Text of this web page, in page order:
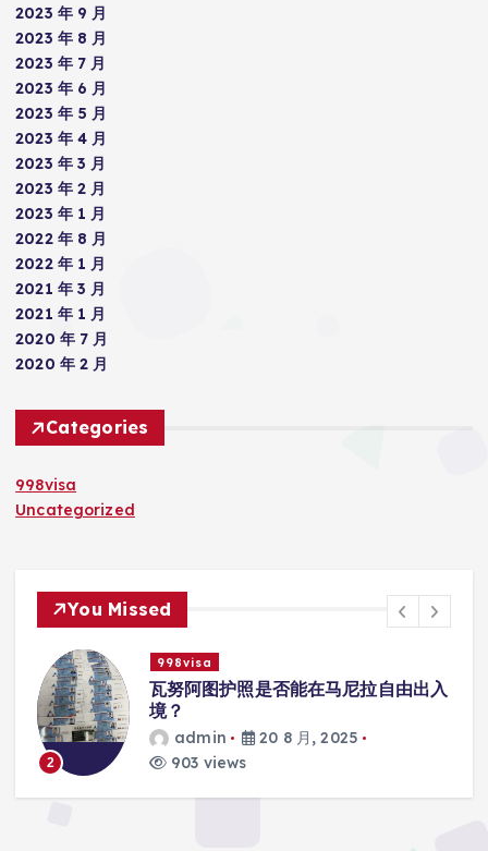
2023 年 9 月
2023 年 8 月
2023 年 7 月
2023 年 6 月
2023 年 5 月
2023 年 4 月
2023 年 3 月
2023 年 2 月
2023 年 1 月
2022 年 8 月
2022 年 1 月
2021 年 3 月
2021 年 1 月
2020 年 7 月
2020 年 2 月
Categories
998visa
Uncategorized
You Missed
3
998visa
瓦努阿图护照是否能在马尼拉使用国际
学校的注册？
admin
20 8 月, 2025
818 views